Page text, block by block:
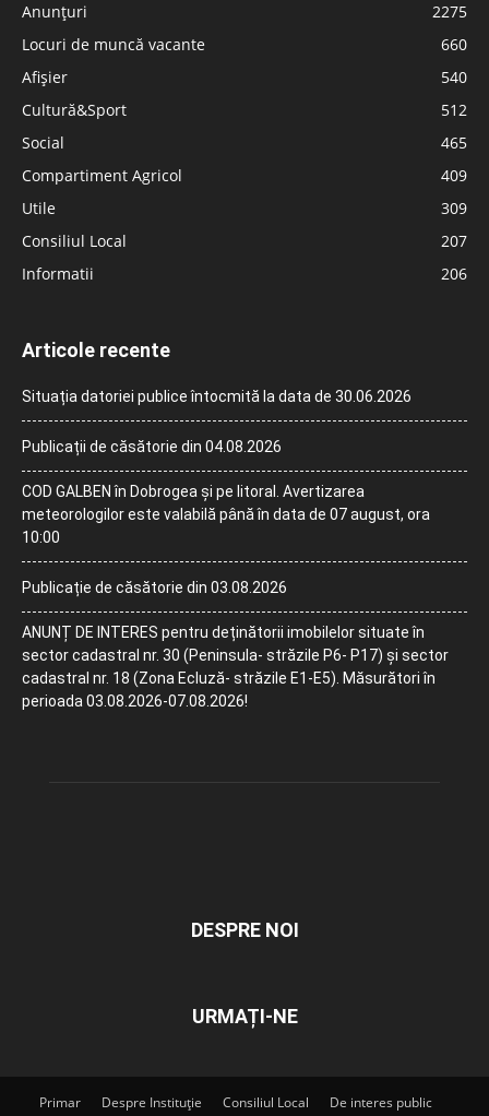
Anunțuri
2275
Locuri de muncă vacante
660
Afișier
540
Cultură&Sport
512
Social
465
Compartiment Agricol
409
Utile
309
Consiliul Local
207
Informatii
206
Articole recente
Situația datoriei publice întocmită la data de 30.06.2026
Publicații de căsătorie din 04.08.2026
COD GALBEN în Dobrogea și pe litoral. Avertizarea
meteorologilor este valabilă până în data de 07 august, ora
10:00
Publicație de căsătorie din 03.08.2026
ANUNȚ DE INTERES pentru deținătorii imobilelor situate în
sector cadastral nr. 30 (Peninsula- străzile P6- P17) și sector
cadastral nr. 18 (Zona Ecluză- străzile E1-E5). Măsurători în
perioada 03.08.2026-07.08.2026!
DESPRE NOI
URMAȚI-NE
Primar Despre Instituție Consiliul Local De interes public